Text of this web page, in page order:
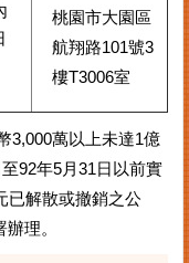
桃園市大園區
航翔路101號3
樓T3006室
3,000萬以上未達1億
92年5月31日以前實
已解散或撤銷之公
理。